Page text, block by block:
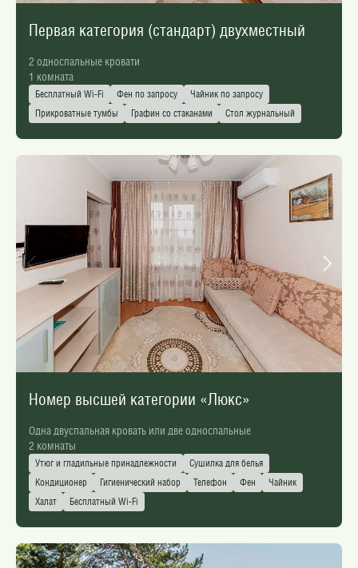
Первая категория (стандарт) двухместный
2 односпальные кровати
1 комната
Бесплатный Wi-Fi Фен по запросу
Чайник по запросу
Прикроватные тумбы
Графин со стаканами Стол журнальный
Номер высшей категории «Люкс»
Одна двуспальная кровать или две односпальные
2 комнаты
Утюг и гладильные принадлежности
Сушилка для белья
Кондиционер
Гигиенический набор Телефон Фен
Чайник
Халат
Бесплатный Wi-Fi